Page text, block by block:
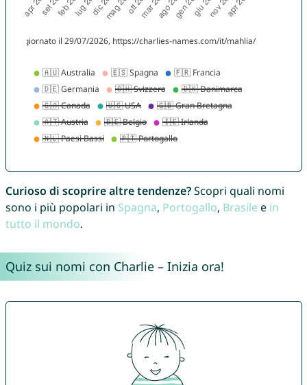
Curioso di scoprire altre tendenze?Scopri quali nomi
sono i più popolari in Spagna, Portogallo, Brasile e in
tutto il mondo.
Quiz sui nomi con Charlie – Inizia ora!